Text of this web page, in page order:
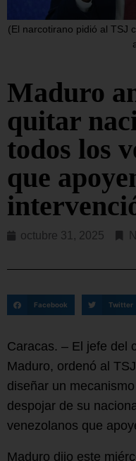
(El narcotirano pidió al TSJ
Maduro
quitar
todos los
que
octubre 31, 2025
Facebook Twitter
Caracas. – El jefe del
Maduro, ordenó al
diseñar un
despojar de su
venezolanos que
Maduro dijo este